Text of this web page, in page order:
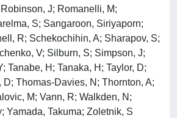
J; Romanelli, M;
S; Sangaroon, Siriyaporn;
R; Schekochihin, A; Sharapov, S;
V; Silburn, S; Simpson, J;
Tanabe, H; Tanaka, H; Taylor, D;
D; Thomas-Davies, N; Thornton, A;
M; Vann, R; Walkden, N;
Yamada, Takuma; Zoletnik, S